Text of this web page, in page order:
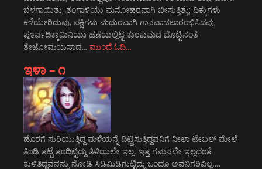
ಬೆಳಗಾಯಿತು; ತಂಗಾಳಿಯು ಮನೋಹರವಾಗಿ ಬೀಸುತ್ತಿತ್ತು; ದಿಕ್ಕುಗಳು
ಕಳೆಯೇರಿದುವು, ಪಕ್ಷಿಗಳು ಮಧುರವಾಗಿ ಗಾನವಾಡಲಾರಂಭಿಸಿದವು,
ಪೂರ್ವದಿಕ್ಕಾಮಿನಿಯು ಹಣೆಯಲ್ಲಿಟ್ಟ ಕುಂಕುಮದ ಬೊಟ್ಟಿನಂತೆ
ತೇಜೋಮಯನಾದ… ಮುಂದೆ ಓದಿ…
ಇಳಾ – ೧
ಹೊರಗೆ ಸುರಿಯುತ್ತಿದ್ದ ಮಳೆಯನ್ನೆ ದಿಟ್ಟಿಸುತ್ತಿದ್ದವನಿಗೆ ನೀಲಾ ಟೇಬಲ್ ಮೇಲೆ
ತಿಂಡಿ ತಟ್ಟೆ ತಂದಿಟ್ಟಿದ್ದು ತಿಳಿಯಲೇ ಇಲ್ಲ. ಇತ್ತ ಗಮನವೇ ಇಲ್ಲದಂತೆ
ಕುಳಿತಿದ್ದವನನ್ನು ನೋಡಿ ಸಿಡಿಮಿಡಿಗುಟ್ಟಿದ್ದು ಒಂದೂ ಅವನಿಗರಿವಿಲ್ಲ.…